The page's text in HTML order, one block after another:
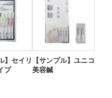
】セイリ
プ
【サンプル】ユニコ
美容鍼